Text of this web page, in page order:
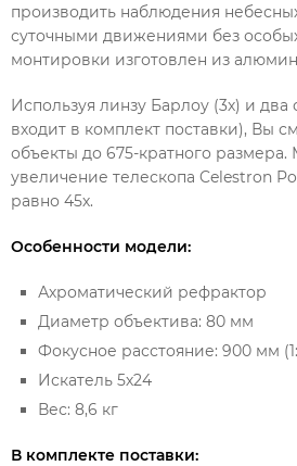
производить наблюдения
суточными движениями без
монтировки изготовлен из
Используя линзу Барлоу (3х) и два
входит в комплект поставки), Вы
объекты до 675-кратного
увеличение телескопа Celestron
равно 45х.
Особенности модели:
Ахроматический рефрактор
Диаметр объектива: 80 мм
Фокусное расстояние: 900 мм
Искатель 5х24
Вес: 8,6 кг
В комплекте поставки: